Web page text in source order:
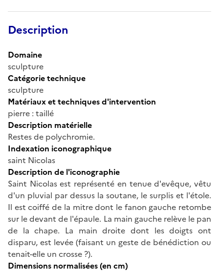
Description
Domaine
sculpture
Catégorie technique
sculpture
Matériaux et techniques d'intervention
pierre : taillé
Description matérielle
Restes de polychromie.
Indexation iconographique
saint Nicolas
Description de l'iconographie
Saint Nicolas est représenté en tenue d'evêque, vêtu
d'un pluvial par dessus la soutane, le surplis et l'étole.
Il est coiffé de la mitre dont le fanon gauche retombe
sur le devant de l'épaule. La main gauche relève le pan
de la chape. La main droite dont les doigts ont
disparu, est levée (faisant un geste de bénédiction ou
tenait-elle un crosse ?).
Dimensions normalisées (en cm)